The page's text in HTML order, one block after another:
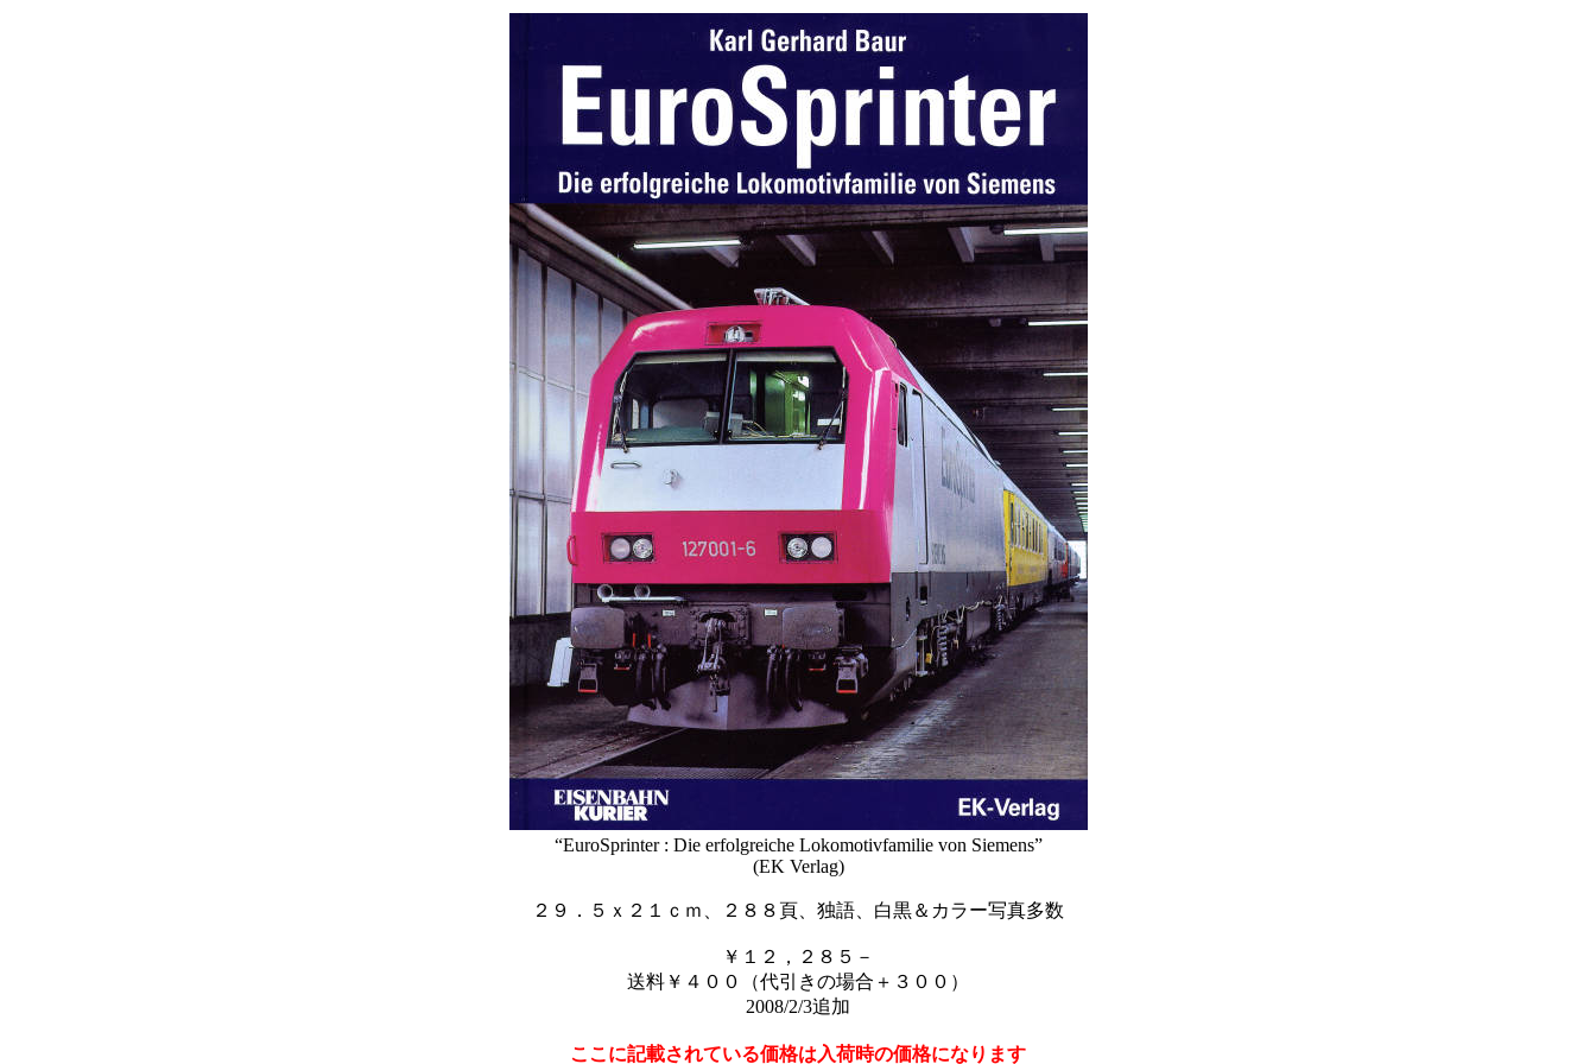
“EuroSprinter : Die erfolgreiche Lokomotivfamilie von Siemens”
(EK Verlag)
２９．５ｘ２１ｃｍ、２８８頁、独語、白黒＆カラー写真多数
￥１２，２８５－
送料￥４００（代引きの場合＋３００）
2008/2/3追加
ここに記載されている価格は入荷時の価格になります